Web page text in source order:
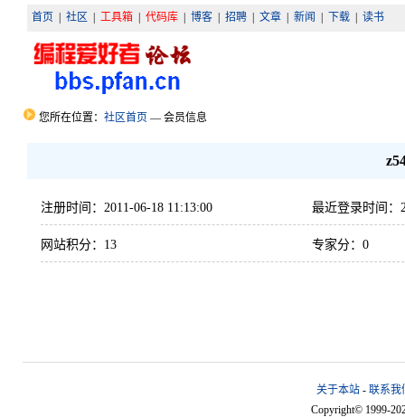
首页 社区 工具箱 代码库| 博客| 招聘| 文章| 新闻 下载| 读书
您所在位置： 社区首页 — 会员信息
注册时间：2011-06-18 11:13:00 最近登录时间：
网站积分：13 专家分：0
关于本站 - 联系我
Copyright© 1999-